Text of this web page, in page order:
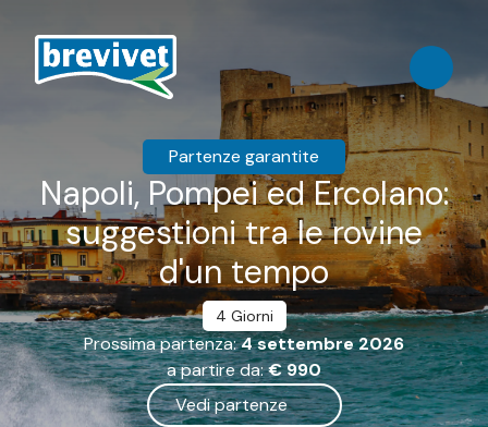
Partenze garantite
Napoli, Pompei ed Ercolano:
suggestioni tra le rovine
d'un tempo
4 Giorni
Prossima partenza:4 settembre 2026
a partire da:€ 990
Vedi partenze